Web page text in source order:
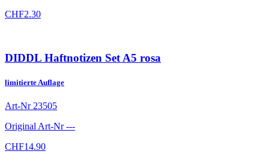
CHF2.30
DIDDL Haftnotizen Set A5 rosa
limitierte Auflage
Art-Nr23505
Original Art-Nr---
CHF14.90